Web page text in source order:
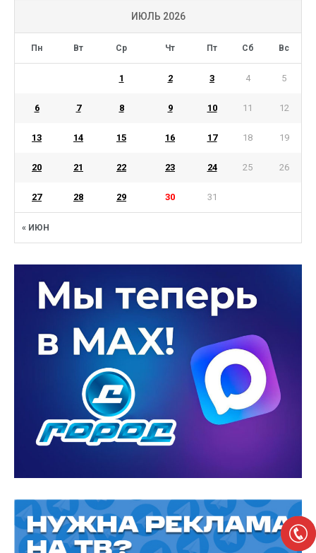
ИЮЛЬ 2026
Пн Вт Ср Чт Пт Сб Вс
« ИЮН
1 2 3 4 5
6 7 8 9 10 11 12
13 14 15 16 17 18 19
20 21 22 23 24 25 26
27 28 29 30 31